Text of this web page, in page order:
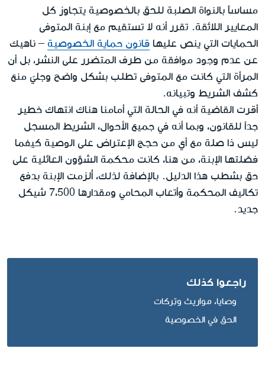
مساساً بالنواة الصلبة للحق بالخصوصية يتجاوز كل
المعايير اللائقة. تقرر أنه لا تستقيم مع إبنة المتوفى
الحمايات التي ينص عليها قانون حماية الخصوصية – ناهيك
عن عدم وجود موافقة من طرف المتضرر على النشر، بل أن
المرأة التي كانت مع المتوفى تطلب بشكل واضح وجليّ منع
كشف الشريط وتبيانه.
أقرت القاضية أنه في الحالة التي أمامنا هناك انتهاك خطير
جداً للقانون، وبما أنه في جميع الأحوال، الشريط المسجل
ليس ذا صلة مع أي من حجج الإعتراض على الوصية كيفما
فصّلتها الإبنة، من هنا، كانت محكمة الشؤون العائلية على
حق بشطب هذا الدليل. بالإضافة لذلك، أُلزمت الإبنة بدفع
تكاليف المحكمة وأتعاب المحامي ومقدارها 7،500 شيكل
جديد.
راجعوا كذلك
وصايا، مواريث وتِركات
الحق في الخصوصية